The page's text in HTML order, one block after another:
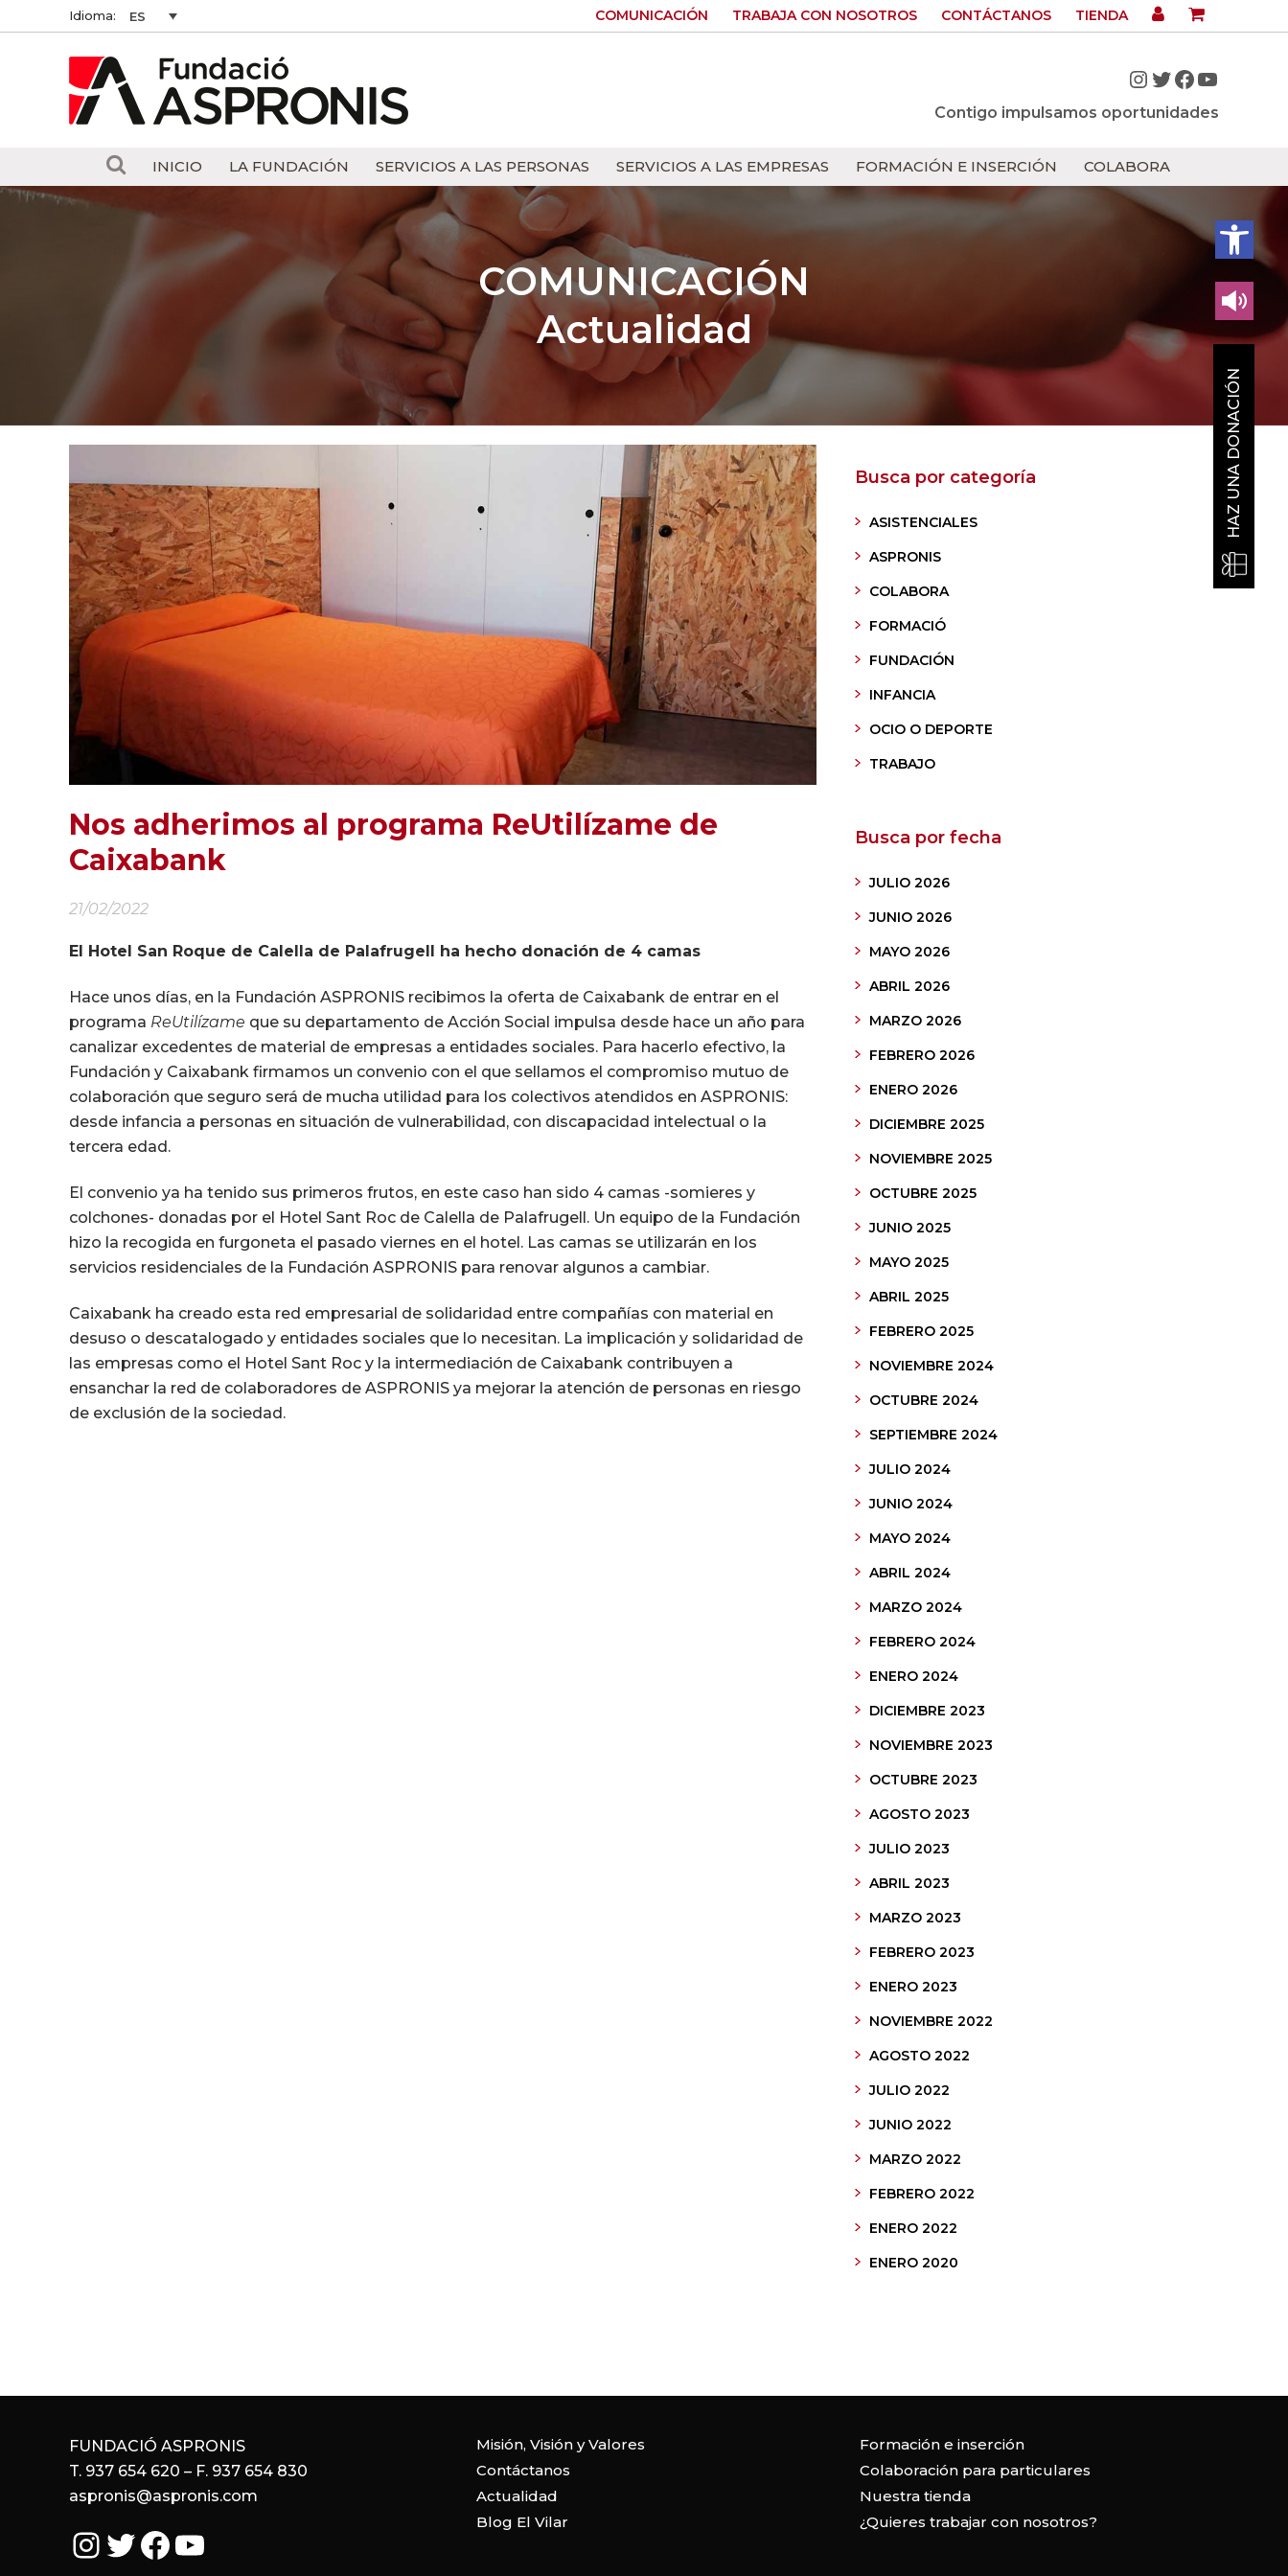
Abrir
Idioma: ES COMUNICACIÓN TRABAJA CON NOSOTROS CONTÁCTANOS TIENDA
Instagram
Twitter
Facebook
Contigo impulsamos oportunidades
INICIO LA FUNDACIÓN SERVICIOS A LAS PERSONAS SERVICIOS A LAS EMPRESAS FORMACIÓN E INSERCIÓN COLABORA
HAZ UNA DONACIÓN
COMUNICACIÓN
Actualidad
Nos adherimos al programa ReUtilízame de
Caixabank
21/02/2022
El Hotel San Roque de Calella de Palafrugell ha hecho donación de 4 camas
Hace unos días, en la Fundación ASPRONIS recibimos la oferta de Caixabank de entrar en el
programa ReUtilízame que su departamento de Acción Social impulsa desde hace un año para
canalizar excedentes de material de empresas a entidades sociales. Para hacerlo efectivo, la
Fundación y Caixabank firmamos un convenio con el que sellamos el compromiso mutuo de
colaboración que seguro será de mucha utilidad para los colectivos atendidos en ASPRONIS:
desde infancia a personas en situación de vulnerabilidad, con discapacidad intelectual o la
tercera edad.
El convenio ya ha tenido sus primeros frutos, en este caso han sido 4 camas -somieres y
colchones- donadas por el Hotel Sant Roc de Calella de Palafrugell. Un equipo de la Fundación
hizo la recogida en furgoneta el pasado viernes en el hotel. Las camas se utilizarán en los
servicios residenciales de la Fundación ASPRONIS para renovar algunos a cambiar.
Caixabank ha creado esta red empresarial de solidaridad entre compañías con material en
desuso o descatalogado y entidades sociales que lo necesitan. La implicación y solidaridad de
las empresas como el Hotel Sant Roc y la intermediación de Caixabank contribuyen a
ensanchar la red de colaboradores de ASPRONIS ya mejorar la atención de personas en riesgo
de exclusión de la sociedad.
Busca por categoría
ASISTENCIALES
ASPRONIS
COLABORA
FORMACIÓ
FUNDACIÓN
INFANCIA
OCIO O DEPORTE
TRABAJO
Busca por fecha
JULIO 2026
JUNIO 2026
MAYO 2026
ABRIL 2026
MARZO 2026
FEBRERO 2026
ENERO 2026
DICIEMBRE 2025
NOVIEMBRE 2025
OCTUBRE 2025
JUNIO 2025
MAYO 2025
ABRIL 2025
FEBRERO 2025
NOVIEMBRE 2024
OCTUBRE 2024
SEPTIEMBRE 2024
JULIO 2024
JUNIO 2024
MAYO 2024
ABRIL 2024
MARZO 2024
FEBRERO 2024
ENERO 2024
DICIEMBRE 2023
NOVIEMBRE 2023
OCTUBRE 2023
AGOSTO 2023
JULIO 2023
ABRIL 2023
MARZO 2023
FEBRERO 2023
ENERO 2023
NOVIEMBRE 2022
AGOSTO 2022
JULIO 2022
JUNIO 2022
MARZO 2022
FEBRERO 2022
ENERO 2022
ENERO 2020
FUNDACIÓ ASPRONIS
T. 937 654 620 – F. 937 654 830
aspronis@aspronis.com
Instagram
Twitter
Facebook
YouTube
Misión, Visión y Valores
Contáctanos
Actualidad
Blog El Vilar
Formación e inserción
Colaboración para particulares
Nuestra tienda
¿Quieres trabajar con nosotros?